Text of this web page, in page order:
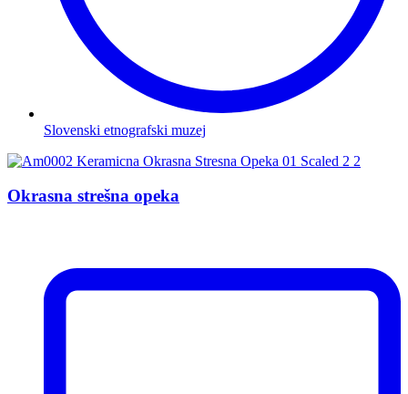
Slovenski etnografski muzej
Okrasna strešna opeka